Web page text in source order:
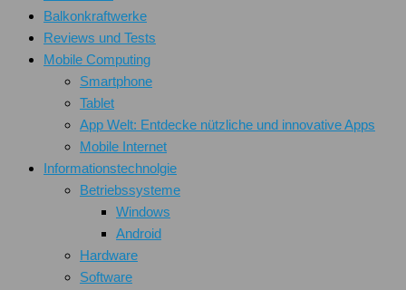
Balkonkraftwerke
Reviews und Tests
Mobile Computing
Smartphone
Tablet
App Welt: Entdecke nützliche und innovative Apps
Mobile Internet
Informationstechnolgie
Betriebssysteme
Windows
Android
Hardware
Software